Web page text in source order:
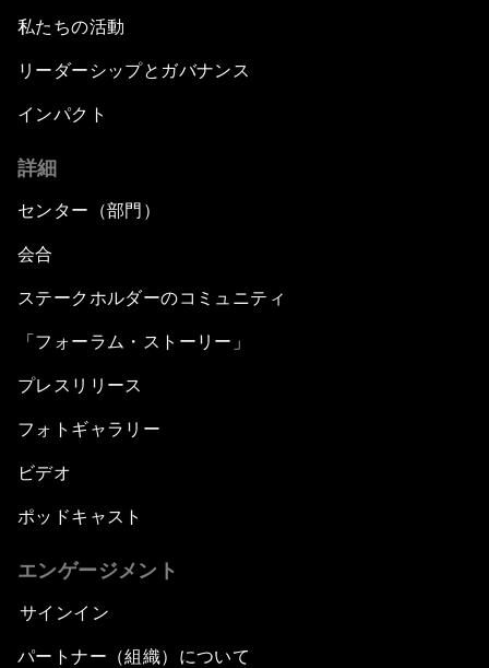
私たちの活動
リーダーシップとガバナンス
インパクト
詳細
センター（部門）
会合
ステークホルダーのコミュニティ
「フォーラム・ストーリー」
プレスリリース
フォトギャラリー
ビデオ
ポッドキャスト
エンゲージメント
サインイン
パートナー（組織）について